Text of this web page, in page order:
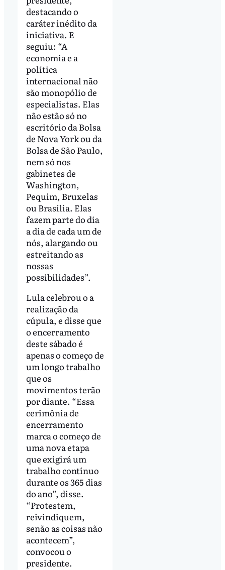
destacando o
caráter inédito da
iniciativa. E
seguiu: “A
economia e a
política
internacional não
são monopólio de
especialistas. Elas
não estão só no
escritório da Bolsa
de Nova York ou da
Bolsa de São Paulo,
nem só nos
gabinetes de
Washington,
Pequim, Bruxelas
ou Brasília. Elas
fazem parte do dia
a dia de cada um de
nós, alargando ou
estreitando as
nossas
possibilidades”.
Lula celebrou o a
realização da
cúpula, e disse que
o encerramento
deste sábado é
apenas o começo de
um longo trabalho
que os
movimentos terão
por diante. “Essa
cerimônia de
encerramento
marca o começo de
uma nova etapa
que exigirá um
trabalho contínuo
durante os 365 dias
do ano”, disse.
“Protestem,
reivindiquem,
senão as coisas não
acontecem”,
convocou o
presidente.